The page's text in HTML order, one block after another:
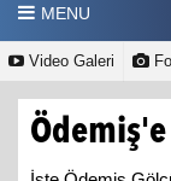
MENU
Video Galeri
Ödemiş'e